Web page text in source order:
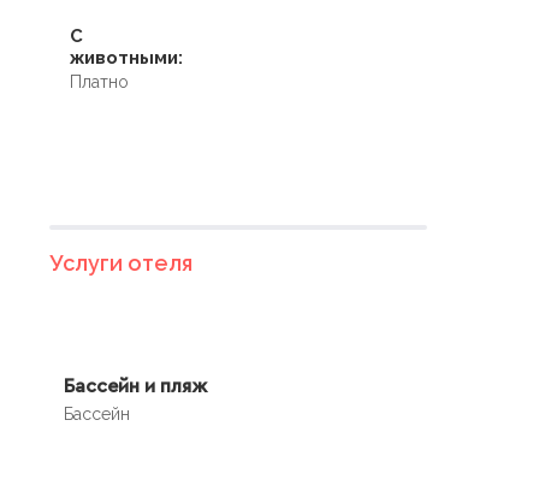
С
животными:
Платно
Услуги отеля
Бассейн и пляж
Бассейн